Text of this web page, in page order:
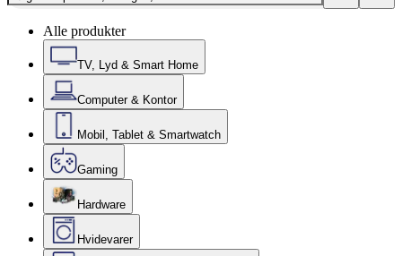
Alle produkter
TV, Lyd & Smart Home
Computer & Kontor
Mobil, Tablet & Smartwatch
Gaming
Hardware
Hvidevarer